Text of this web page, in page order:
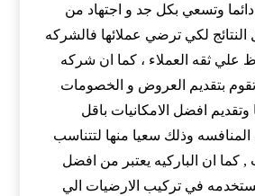
وتسعي بكل جد و اجتهاد من
لكي ترضي عملائها فالشركه
علي ثقه العملاء ، كما ان شركه
بتقديم العروض و الخصومات
وتقديم افضل الامكانيات باقل
المنافسه وذلك سعيا منها لتتناسب
كما ان الباركيه يعتبر من افضل
في تركيب الارضيات الي